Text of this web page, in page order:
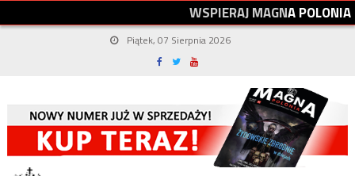
WSPIERAJMAGNAPOLONIA
Piątek, 07 Sierpnia 2026